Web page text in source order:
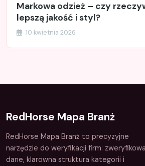
Markowa odzież – czy
lepszą jakość i styl?
10 kwietnia 2026
RedHorse Mapa Branż
RedHorse Mapa Branż to precyzyjne
narzędzie do weryfikacji firm:
dane, klarowna struktura kategorii i